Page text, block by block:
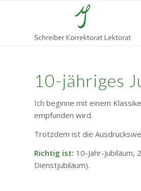
10-jähriges
Ich beginne mit einem
empfunden wird.
Trotzdem ist die
Richtig ist: 10-Jahr-Jubiläum,
Dienstjubiläum).